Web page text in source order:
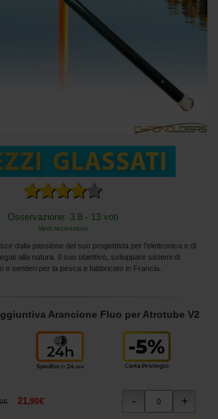
Osservazione: 3.8 - 13 voti
Vedi recensioni
dalla passione del suo progettista per l'elettronica e di
alla natura. Il suo obiettivo, sviluppare sistemi di
o sentieri per la pesca e fabbricato in Francia.
Arancione Fluo per Atrotube V2
€ 21,90€